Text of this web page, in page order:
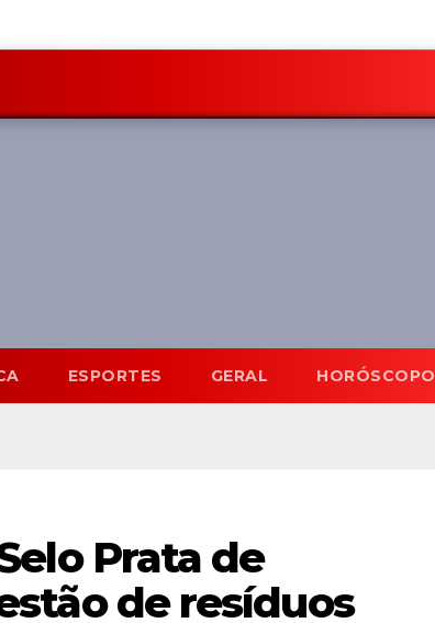
ESPORTES GERAL HORÓSCOPO
Prata de
de resíduos